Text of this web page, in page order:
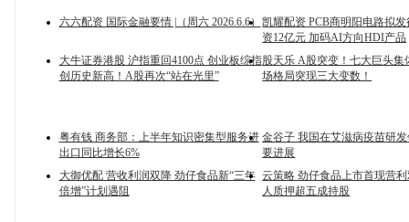
六六配资 国际金融要情 |（周六 2026.6.6） 凯耀配资 PCB商明阳电路拟
资12亿元 加码AI方向HDI产品
大牛证券港股 沪指重回4100点 创业板综指
创历史新高！A股再次“站在光里”
股天乐 A股突变！七大巨头集
场格局突现三大变数！
粤有钱 商务部：上半年知识密集型服务进
出口同比增长6%
金谷子 我国在艾滋病疫苗研
要进展
大御优配 营收利润双降 劲仔食品新“三年
倍增”计划遇阻
云策略 劲仔食品上市首现营
人质押超五成持股